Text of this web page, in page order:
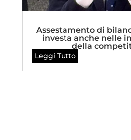
Assestamento di
investa anche nelle
della
Leggi Tutto